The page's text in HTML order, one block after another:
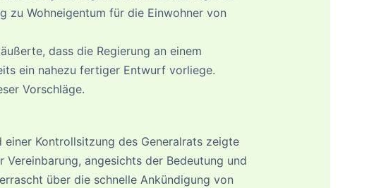
zu Wohneigentum für die Einwohner von
dass die Regierung an einem
ein nahezu fertiger Entwurf vorliege.
Vorschläge.
Kontrollsitzung des Generalrats zeigte
angesichts der Bedeutung und
über die schnelle Ankündigung von